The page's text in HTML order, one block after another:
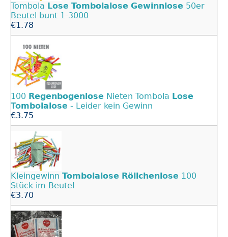
Tombola Lose Tombolalose Gewinnlose 50er
Beutel bunt 1-3000
€1.78
100 Regenbogenlose Nieten Tombola Lose
Tombolalose - Leider kein Gewinn
€3.75
Kleingewinn Tombolalose Röllchenlose 100
Stück im Beutel
€3.70